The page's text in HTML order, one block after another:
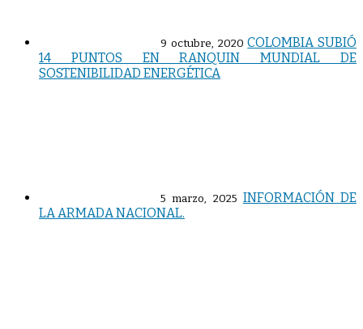
9 octubre, 2020 COLOMBIA SUBIÓ
14 PUNTOS EN RANQUIN MUNDIAL DE
SOSTENIBILIDAD ENERGÉTICA
5 marzo, 2025 INFORMACIÓN DE
LA ARMADA NACIONAL.